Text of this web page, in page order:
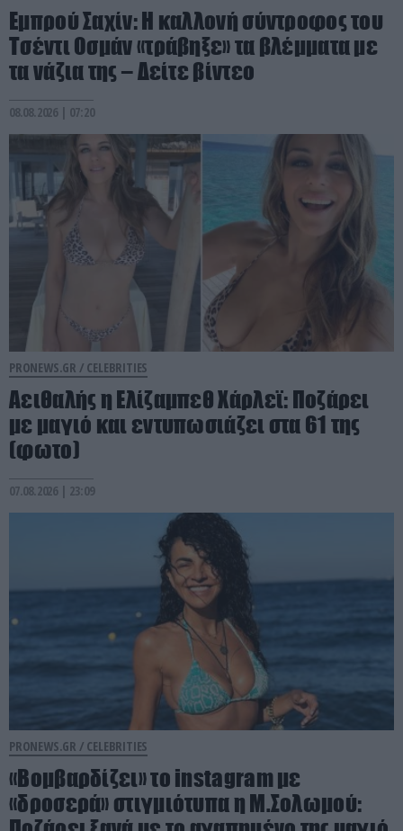
Εμπρού Σαχίν: Η καλλονή σύντροφος του
Τσέντι Οσμάν «τράβηξε» τα βλέμματα με
τα νάζια της – Δείτε βίντεο
08.08.2026 | 07:20
PRONEWS.GR / CELEBRITIES
Αειθαλής η Ελίζαμπεθ Χάρλεϊ: Ποζάρει
με μαγιό και εντυπωσιάζει στα 61 της
(φωτο)
07.08.2026 | 23:09
PRONEWS.GR / CELEBRITIES
«Βομβαρδίζει» το instagram με
«δροσερά» στιγμιότυπα η Μ.Σολωμού: